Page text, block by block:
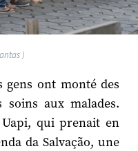
)
gens ont monté des
aux malades.
Uapi, qui prenait en
da Salvação, une